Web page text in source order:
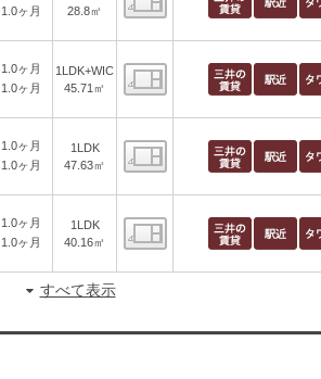
1.0ヶ月 28.8㎡
1.0ヶ月
1.0ヶ月
1LDK+WIC
45.71㎡
1.0ヶ月
1.0ヶ月
1LDK
47.63㎡
1.0ヶ月
1.0ヶ月
1LDK
40.16㎡
すべて表示